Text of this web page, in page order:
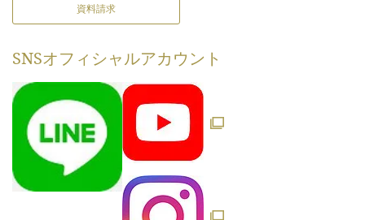
資料請求
SNSオフィシャルアカウント